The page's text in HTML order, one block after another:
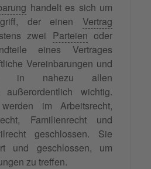
handelt es sich um
der einen Vertrag
zwei Parteien oder
eines Vertrages
Vereinbarungen und
in nahezu allen
außerordentlich wichtig.
im Arbeitsrecht,
Familienrecht und
geschlossen. Sie
und geschlossen, um
zu treffen.